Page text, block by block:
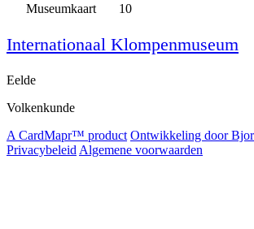
Museumkaart 10
Internationaal Klompenmuseum
Eelde
Volkenkunde
A CardMapr™ product Ontwikkeling door
Privacybeleid Algemene voorwaarden